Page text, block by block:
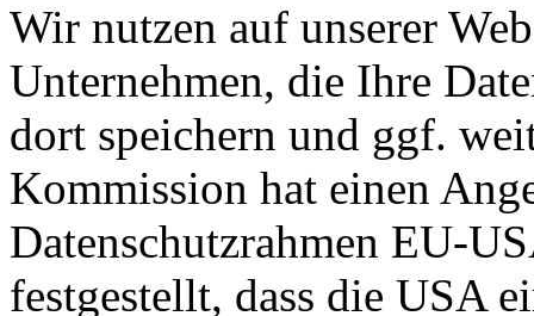
Wir nutzen auf unserer
Unternehmen, die Ihre
dort speichern und ggf.
Kommission hat einen
Datenschutzrahmen EU-
festgestellt, dass die USA